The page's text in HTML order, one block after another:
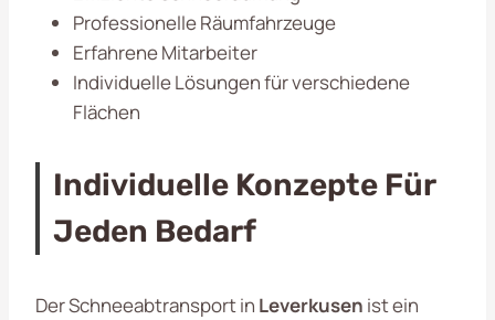
Professionelle Räumfahrzeuge
Erfahrene Mitarbeiter
Individuelle Lösungen für verschiedene
Flächen
Individuelle Konzepte Für
Jeden Bedarf
Der Schneeabtransport in Leverkusen ist ein